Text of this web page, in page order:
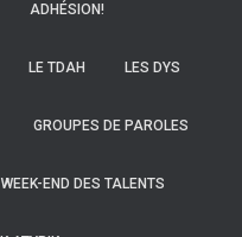
ADHÉSION!
LE TDAH LES DYS
GROUPES DE PAROLES
WEEK-END DES TALENTS